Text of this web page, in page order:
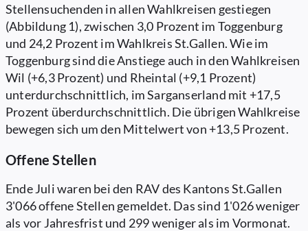
Stellensuchenden in allen Wahlkreisen gestiegen
(Abbildung 1), zwischen 3,0 Prozent im Toggenburg
und 24,2 Prozent im Wahlkreis St.Gallen. Wie im
Toggenburg sind die Anstiege auch in den Wahlkreisen
Wil (+6,3 Prozent) und Rheintal (+9,1 Prozent)
unterdurchschnittlich, im Sarganserland mit +17,5
Prozent überdurchschnittlich. Die übrigen Wahlkreise
bewegen sich um den Mittelwert von +13,5 Prozent.
Offene Stellen
Ende Juli waren bei den RAV des Kantons St.Gallen
3'066 offene Stellen gemeldet. Das sind 1'026 weniger
als vor Jahresfrist und 299 weniger als im Vormonat.